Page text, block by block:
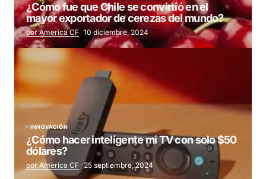
¿Cómo fue que Chile se convirtió en el
mayor exportador de cerezas del mundo?
por America CF 10 diciembre, 2024
INNOVACIÓN
¿Cómo hacer inteligente mi TV con solo $50
dólares?
por America CF 25 septiembre, 2024